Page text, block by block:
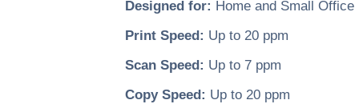
Designed for: Home and Small Office
Print Speed: Up to 20 ppm
Scan Speed: Up to 7 ppm
Copy Speed: Up to 20 ppm